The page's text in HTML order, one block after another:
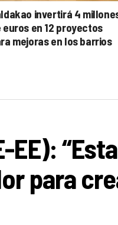
invertirá 4
euros en 12 proyectos
mejoras en los barrios
EE):
para